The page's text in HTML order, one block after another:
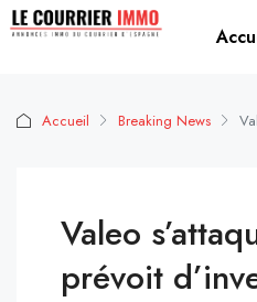
Accueil Breaking News
Valeo
prévoit